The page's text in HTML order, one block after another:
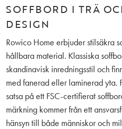
SOFFBORD I TRÄ
DESIGN
Rowico Home erbjuder stilsäkra
hållbara material. Klassiska
skandinavisk inredningsstil och
med fanerad eller laminerad yta.
satsa på ett FSC-certifierat
märkning kommer från ett
hänsyn till både människor och